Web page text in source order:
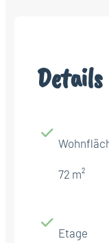
Details
72 m²
Etage